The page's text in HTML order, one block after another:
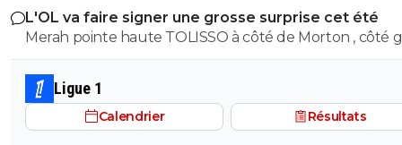
L'OL va faire signer une grosse surprise cet été
Merah pointe haute TOLISSO à côté de Morton , côté
mais pouvant aussi se projeter devant et accompagner
Merah et/ou Fofana
Ligue 1
Calendrier Résultats